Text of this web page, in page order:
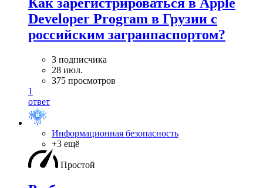
Developer Program в Грузии с
российским загранпаспортом?
3 подписчика
28 июл.
375 просмотров
1
ответ
Информационная безопасность
+3 ещё
Простой